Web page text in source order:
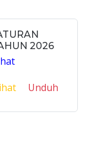
2026
Unduh